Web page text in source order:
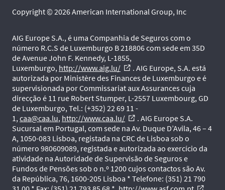
Copyright © 2026 American International Group, Inc
AIG Europe S.A., é uma Companhia de Seguros com o
número R.C.S de Luxemburgo B 218806 com sede em 35D
de Avenue John F. Kennedy, L-1855,
Luxemburgo, http://www.aig.lu/ external_link . AIG Europe, S.A. está
autorizada por Ministère des Finances de Luxemburgo e é
supervisionada por Commissariat aux Assurances cuja
direcção é 11 rue Robert Stumper, L-2557 Luxembourg, GD
de Luxemburgo, Tel.: (+352) 22 69 11 -
1,caa@caa.lu, http://www.caa.lu/ external_link . AIG Europe S.A.
Sucursal em Portugal, com sede na Av. Duque D’Avila, 46 – 4
A, 1050-083 Lisboa, registada na CRC de Lisboa sob o
número 980609089, registada e autorizada ao exercício da
atividade na Autoridade de Supervisão de Seguros e
Fundos de Pensões sob o n.º 1200 cujos contactos são Av.
da República, 76, 1600-205 Lisboa * Telefone: (351) 21 790
external_link